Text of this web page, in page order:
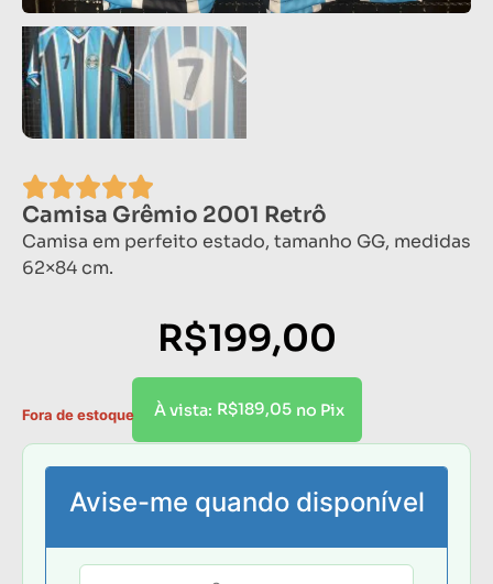
Camisa Grêmio 2001 Retrô
Camisa em perfeito estado, tamanho GG, medidas
62×84 cm.
R$199,00
À vista: R$189,05 no Pix
Fora de estoque
Avise-me quando disponível